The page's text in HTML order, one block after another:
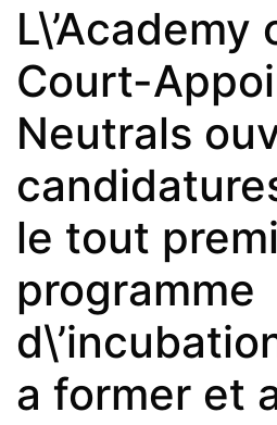
L\’Academy
Court-
Neutrals
le tout
programme
a former et